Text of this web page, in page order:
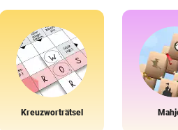
Kreuzworträtsel